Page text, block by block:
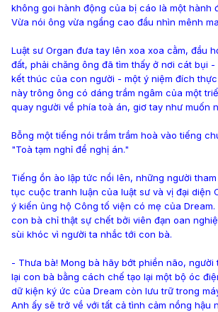
không goi hành động của bị cáo là một hành
Vừa nói ông vừa ngẩng cao đầu nhìn mênh
Luật sư Organ đưa tay lên xoa xoa cằm, đầu
đất, phải chăng ông đã tìm thấy ở nơi cát bụi
kết thúc của con người - một ý niệm đích
này trông ông có dáng trầm ngâm của một
quay người về phía toà án, giơ tay như muốn
Bỗng một tiếng nói trầm trầm hoà vào tiếng
"Toà tạm nghỉ để nghị án."
Tiếng ồn ào lập tức nổi lên, những người
tục cuộc tranh luận của luật sư và vị đại diện
ý kiến ủng hộ Công tố viện có mẹ của Dream.
con bà chỉ thật sự chết bởi viên đạn oan
sùi khóc vì người ta nhắc tới con bà.
- Thưa bà! Mong bà hãy bớt phiền não, người
lại con bà bằng cách chế tạo lại một bộ óc
dữ kiện ký ức của Dream còn lưu trữ trong
Anh ấy sẽ trở về với tất cả tình cảm nồng hậu